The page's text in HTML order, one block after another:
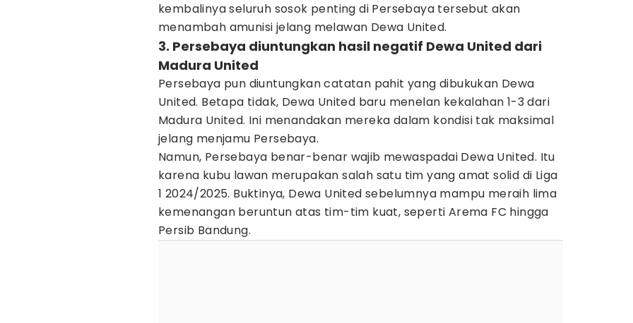
kembalinya seluruh sosok penting di Persebaya tersebut akan
menambah amunisi jelang melawan Dewa United.
3. Persebaya diuntungkan hasil negatif Dewa United dari
Madura United
Persebaya pun diuntungkan catatan pahit yang dibukukan Dewa
United. Betapa tidak, Dewa United baru menelan kekalahan 1-3 dari
Madura United. Ini menandakan mereka dalam kondisi tak maksimal
jelang menjamu Persebaya.
Namun, Persebaya benar-benar wajib mewaspadai Dewa United. Itu
karena kubu lawan merupakan salah satu tim yang amat solid di Liga
1 2024/2025. Buktinya, Dewa United sebelumnya mampu meraih lima
kemenangan beruntun atas tim-tim kuat, seperti Arema FC hingga
Persib Bandung.